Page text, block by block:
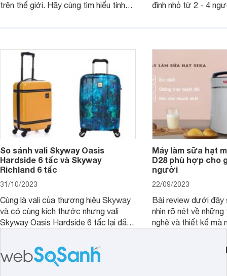
trên thế giới. Hãy cùng tìm hiểu tính
đình nhỏ từ 2 - 4
So sánh vali Skyway Oasis
Hardside 6 tấc và Skyway
Richland 6 tấc
31/10/2023
Cùng là vali của thương hiệu Skyway
và có cùng kích thước nhưng vali
Skyway Oasis Hardside 6 tấc lại đắt
triệu đồng.
Máy làm sữa hạt
D28 phù hợp cho
người
22/09/2023
Bài review dưới đây
nhìn rõ nét về những
nghệ và thiết kế mà
thể đưa ra quyết